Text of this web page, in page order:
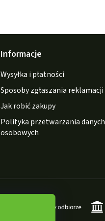
Informacje
Wysyłka i płatności
Sposoby zgłaszania reklamacji
Jak robić zakupy
Polityka przetwarzania danych
osobowych